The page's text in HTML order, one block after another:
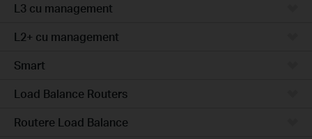
L3 cu management
L2+ cu management
Smart
Load Balance Routers
Routere Load Balance